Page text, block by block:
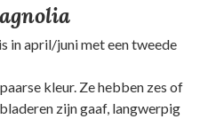
in april/juni met een tweede
kleur. Ze hebben zes of
zijn gaaf, langwerpig